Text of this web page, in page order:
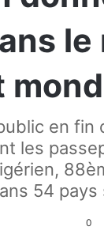
le
en fin
les
54 pays
0